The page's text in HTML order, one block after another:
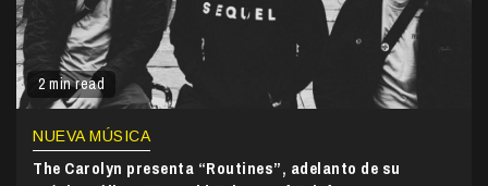
2 min read
NUEVA MÚSICA
The Carolyn presenta “Routines”, adelanto de su